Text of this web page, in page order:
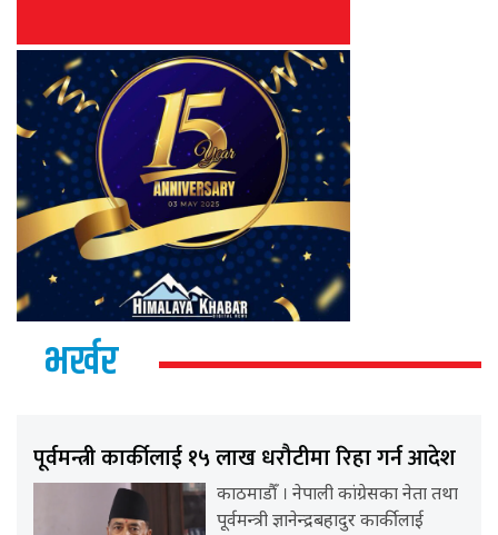
भर्खर
पूर्वमन्त्री कार्कीलाई १५ लाख धरौटीमा रिहा गर्न आदेश
काठमाडौँ । नेपाली कांग्रेसका नेता तथा
पूर्वमन्त्री ज्ञानेन्द्रबहादुर कार्कीलाई